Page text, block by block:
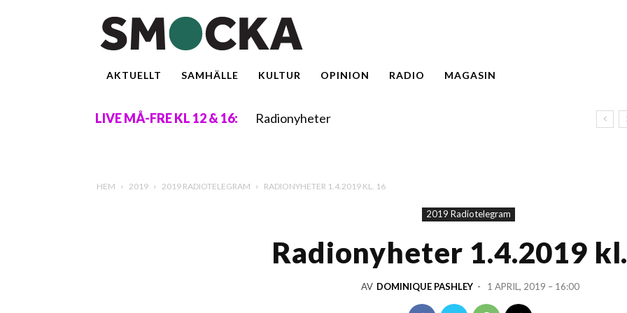
AKTUELLT SAMHÄLLE KULTUR OPINION RADIO MAGASIN
LIVE MÅ-FRE KL 12 & 16: Radionyheter
HEM 2019 2019 RADIOTELEGRAM RADIONYHETER 1.4.2019 KL. 16
2019 Radiotelegram
Radionyheter 1.4.2019
AV DOMINIQUE PASHLEY - 1 APRIL, 2019 – 16:00